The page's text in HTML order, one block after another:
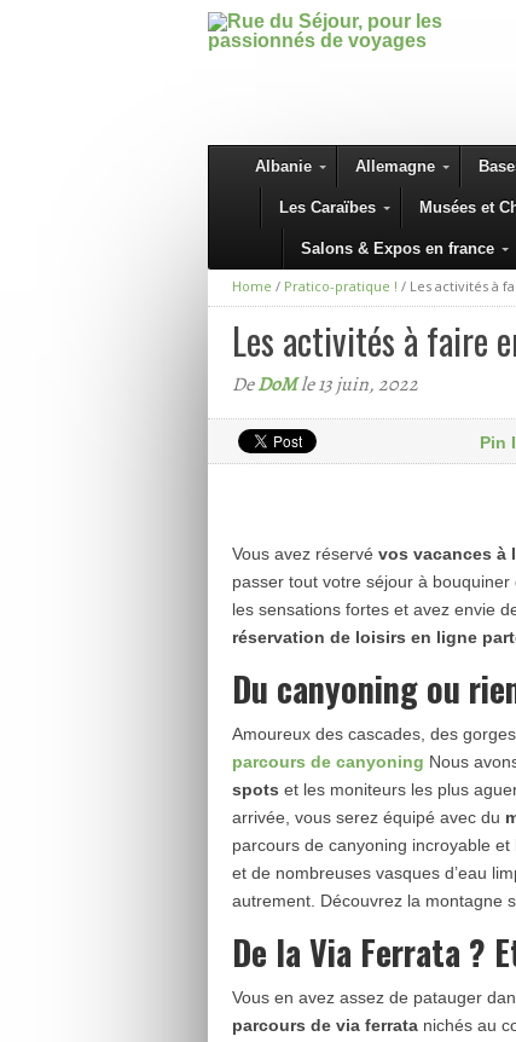
Albanie Allemagne
Les Caraïbes Musées et
Salons & Expos en france
Home / Pratico-pratique ! / Les activités à
Les activités à faire
DeDoMle 13 juin, 2022
Pin
Vous avez réservé vos vacances à
passer tout votre séjour à
les sensations fortes et avez envie
réservation de loisirs en ligne
Du canyoning ou
Amoureux des cascades, des
parcours de canyoning Nous
spots et les moniteurs les plus
arrivée, vous serez équipé avec du
parcours de canyoning incroyable
et de nombreuses vasques d’eau
autrement. Découvrez la montagne
De la Via Ferrata ?
Vous en avez assez de patauger
parcours de via ferrata nichés au